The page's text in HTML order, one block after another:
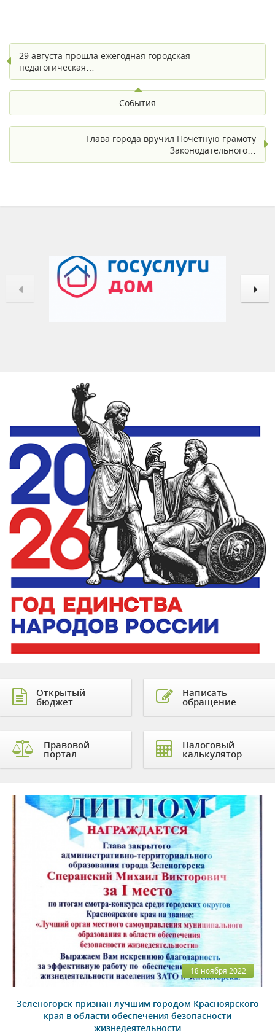
29 августа прошла ежегодная городская
педагогическая…
События
Глава города вручил Почетную грамоту
Законодательного…
Открытый
бюджет
Правовой
портал
Написать
обращение
Налоговый
калькулятор
18 ноября 2022
Зеленогорск признан лучшим городом Красноярского
края в области обеспечения безопасности
жизнедеятельности